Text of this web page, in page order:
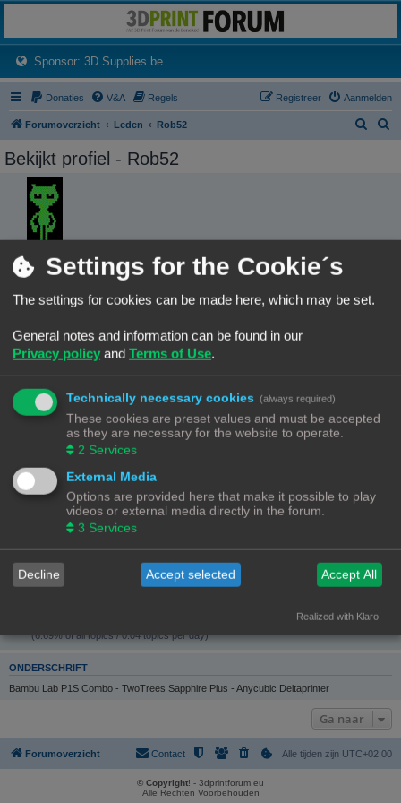
Het 3D print forum van de Benelux na de sluiting van 3dprintforum.nl
Sponsor: 3D Supplies.be(Opens a new tab)
Donaties V&A Regels Aanmelden
Registreer
Forumoverzicht Leden Rob52
Bekijkt profiel - Rob52
Gebruikersnaam:
Rob52
Leeftijd:
Groepen:
Locatie:
Gendringen
GEBRUIKERSSTATISTIEKEN
Lid geworden op:
Laatst actief:
08/08/26, 22:15
Aantal berichten:
Zoek gebruikers berichten
(14.34% van alle berichten / 0.91 berichten per dag)
3D-printer specifieke vragen
(234 berichten / 18.27% van gebruikers berichten)
Meest actief in onderwerp:
Orcabot v0.43
(6.69% of all topics / 0.04 topics per day)
ONDERSCHRIFT
Bambu Lab P1S Combo - TwoTrees Sapphire Plus - Anycubic Deltaprinter
Ga naar
Forumoverzicht Alle tijden zijn UTC+02:00
Contact
© Copyright! - 3dprintforum.eu
Alle Rechten Voorbehouden
Settings for the Cookie´s
The settings for cookies can be made here, which may be set.
General notes and information can be found in our
Privacy policy and Terms of Use.
Technically necessary cookies (always required)
These cookies are preset values and must be accepted
as they are necessary for the website to operate.
2 Services
External Media
Options are provided here that make it possible to play
videos or external media directly in the forum.
3 Services
Decline Accept selected Accept All
Realized with Klaro!